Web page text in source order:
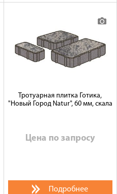
Тротуарная плитка Готика,
"Новый Город Natur", 60 мм, скала
Цена по запросу
Подробнее